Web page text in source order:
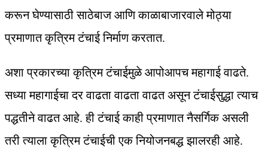
करून घेण्यासाठी साठेबाज आणि काळाबाजारवाले मोठ्या
प्रमाणात कृत्रिम टंचाई निर्माण करतात.
अशा प्रकारच्या कृत्रिम टंचाईमुळे आपोआपच महागाई वाढते.
सध्या महागाईचा दर वाढता वाढता वाढत असून टंचाईसुद्धा त्याच
पद्धतीने वाढत आहे. ही टंचाई काही प्रमाणात नैसर्गिक असली
तरी त्याला कृत्रिम टंचाईची एक नियोजनबद्ध झालरही आहे.